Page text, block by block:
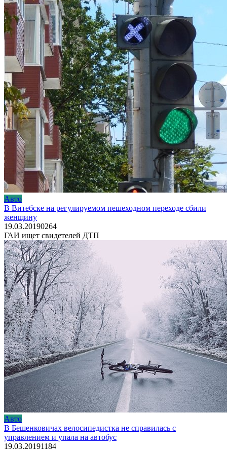
Авто
В Витебске на регулируемом пешеходном переходе сбили
женщину
19.03.20190264
ГАИ ищет свидетелей ДТП
Авто
В Бешенковичах велосипедистка не справилась с
управлением и упала на автобус
19.03.20191184